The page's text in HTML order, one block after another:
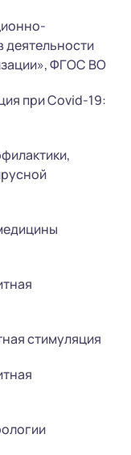
деятельности
ФГОС ВО
при Covid-19:
стимуляция